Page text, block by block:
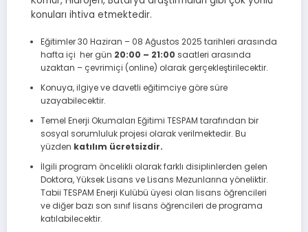
konuları ihtiva etmektedir.
Eğitimler 30 Haziran – 08 Ağustos 2025 tarihleri arasında
hafta içi her gün 20:00 – 21:00 saatleri arasında
uzaktan – çevrimiçi (online) olarak gerçekleştirilecektir.
Konuya, ilgiye ve davetli eğitimciye göre süre
uzayabilecektir.
Temel Enerji Okumaları Eğitimi TESPAM tarafından bir
sosyal sorumluluk projesi olarak verilmektedir. Bu
yüzden katılım ücretsizdir.
İlgili program öncelikli olarak farklı disiplinlerden gelen
Doktora, Yüksek Lisans ve Lisans Mezunlarına yöneliktir.
Tabii TESPAM Enerji Kulübü üyesi olan lisans öğrencileri
ve diğer bazı son sınıf lisans öğrencileri de programa
katılabilecektir.